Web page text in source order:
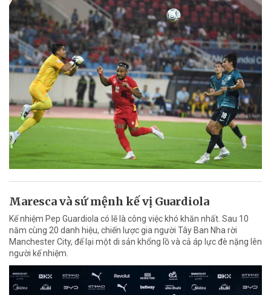
Maresca và sứ mệnh kế vị Guardiola
Kế nhiệm Pep Guardiola có lẽ là công việc khó khăn nhất. Sau 10
năm cùng 20 danh hiệu, chiến lược gia người Tây Ban Nha rời
Manchester City, để lại một di sản khổng lồ và cả áp lực đè nặng lên
người kế nhiệm.